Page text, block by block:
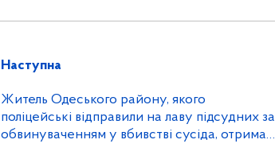
Наступна
Житель Одеського району, якого
поліцейські відправили на лаву підсудних за
обвинуваченням у вбивстві сусіда, отримав